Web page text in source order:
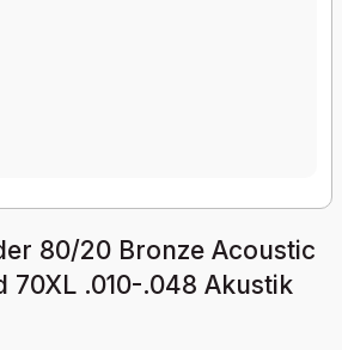
80/20 Bronze Acoustic
70XL .010-.048 Akustik